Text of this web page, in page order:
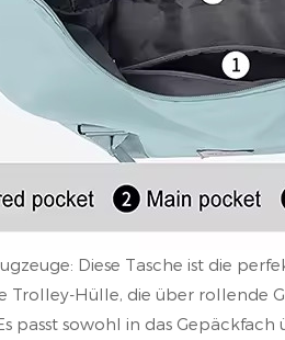
Diese Tasche ist die
Trolley-Hülle, die über rollende
passt sowohl in das